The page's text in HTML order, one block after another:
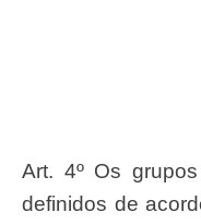
Art. 4º Os grupos de que trata o art. 3º são
definidos de